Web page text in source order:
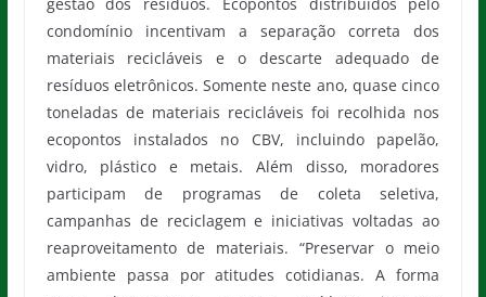
condomínio incentivam a separação correta dos
materiais recicláveis e o descarte adequado de
resíduos eletrônicos. Somente neste ano, quase cinco
toneladas de materiais recicláveis foi recolhida nos
ecopontos instalados no CBV, incluindo papelão,
vidro, plástico e metais. Além disso, moradores
participam de programas de coleta seletiva,
campanhas de reciclagem e iniciativas voltadas ao
reaproveitamento de materiais. “Preservar o meio
ambiente passa por atitudes cotidianas. A forma